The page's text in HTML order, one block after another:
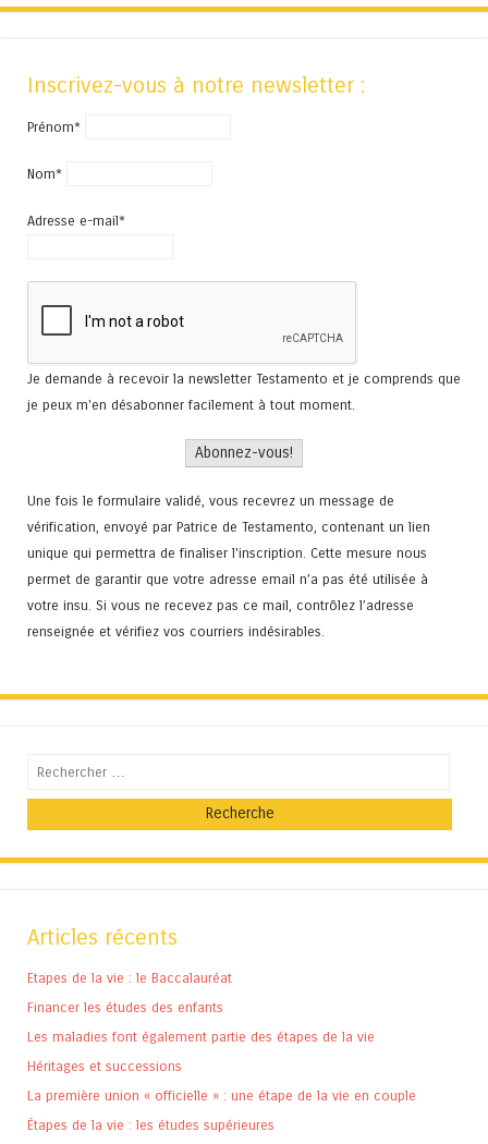
Inscrivez-vous à notre newsletter :
Prénom*
Nom*
Adresse e-mail*
Je demande à recevoir la newsletter Testamento et je comprends que
je peux m'en désabonner facilement à tout moment.
Une fois le formulaire validé, vous recevrez un message de
vérification, envoyé par Patrice de Testamento, contenant un lien
unique qui permettra de finaliser l'inscription. Cette mesure nous
permet de garantir que votre adresse email n’a pas été utilisée à
votre insu. Si vous ne recevez pas ce mail, contrôlez l’adresse
renseignée et vérifiez vos courriers indésirables.
Recherche
Articles récents
Etapes de la vie : le Baccalauréat
Financer les études des enfants
Les maladies font également partie des étapes de la vie
Héritages et successions
La première union « officielle » : une étape de la vie en couple
Étapes de la vie : les études supérieures